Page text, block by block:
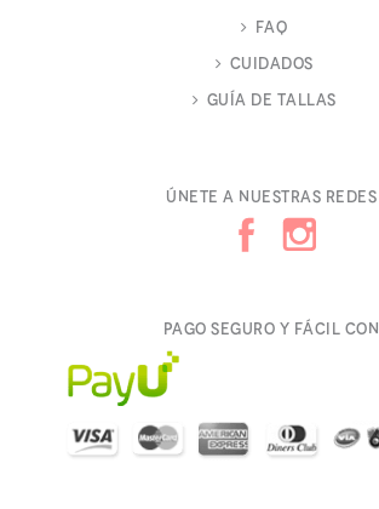
FAQ
Cuidados
Guía de Tallas
Únete a nuestras redes
Pago seguro y fácil con